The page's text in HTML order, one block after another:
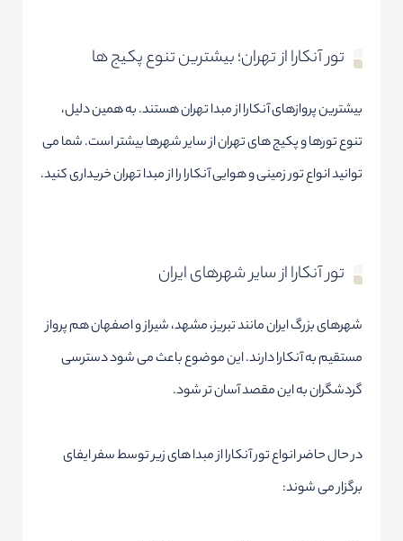
تور آنکارا از تهران؛ بیشترین تنوع پکیج ها
بیشترین پروازهای آنکارا از مبدا تهران هستند. به همین دلیل،
تنوع تورها و پکیج های تهران از سایر شهرها بیشتر است. شما می
توانید انواع تور زمینی و هوایی آنکارا را از مبدا تهران خریداری کنید.
تور آنکارا از سایر شهرهای ایران
شهرهای بزرگ ایران مانند تبریز، مشهد، شیراز و اصفهان هم پرواز
مستقیم به آنکارا دارند. این موضوع باعث می شود دسترسی
گردشگران به این مقصد آسان تر شود.
در حال حاضر انواع تور آنکارا از مبدا های زیر توسط سفر ایفای
برگزار می شوند: